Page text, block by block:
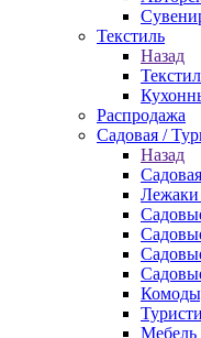
Текстиль
Назад
Распродажа
Садовая /
Назад
Лежаки
Мебель